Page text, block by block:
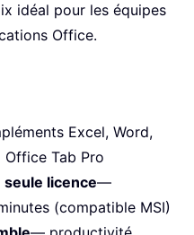
idéal pour les équipes
Office.
Excel, Word,
Tab Pro
seule licence—
(compatible MSI)